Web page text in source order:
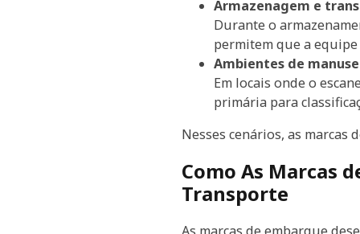
Armazenagem e
Durante o
permitem que a
Ambientes de
Em locais onde o
primária para
Nesses cenários, as
Como As Marcas
Transporte
As marcas de embarque